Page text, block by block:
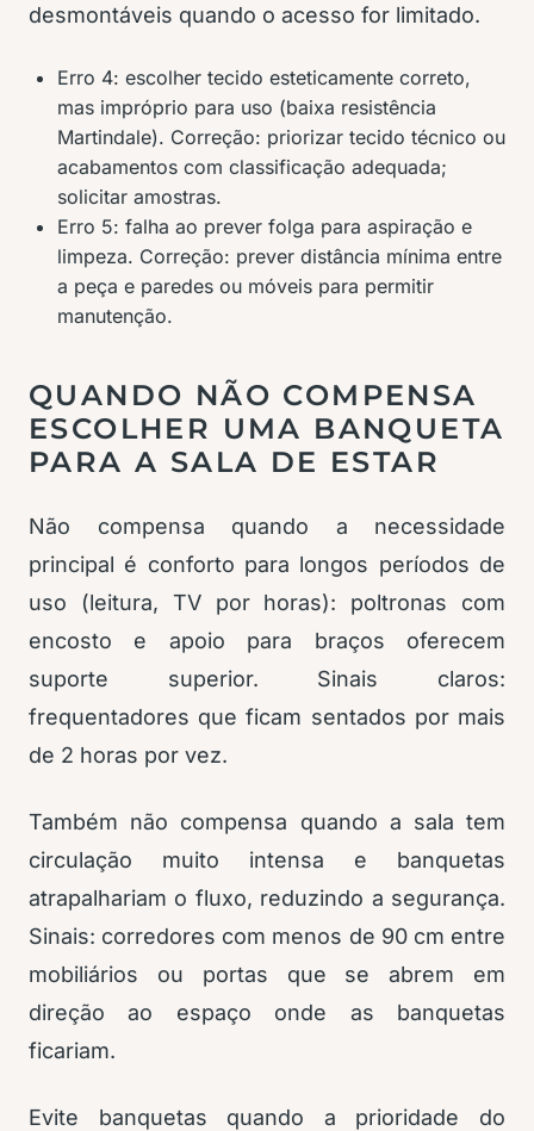
desmontáveis quando o acesso for limitado.
Erro 4: escolher tecido esteticamente correto,
mas impróprio para uso (baixa resistência
Martindale). Correção: priorizar tecido técnico ou
acabamentos com classificação adequada;
solicitar amostras.
Erro 5: falha ao prever folga para aspiração e
limpeza. Correção: prever distância mínima entre
a peça e paredes ou móveis para permitir
manutenção.
QUANDO NÃO COMPENSA
ESCOLHER UMA BANQUETA
PARA A SALA DE ESTAR
Não compensa quando a necessidade
principal é conforto para longos períodos de
uso (leitura, TV por horas): poltronas com
encosto e apoio para braços oferecem
suporte superior. Sinais claros:
frequentadores que ficam sentados por mais
de 2 horas por vez.
Também não compensa quando a sala tem
circulação muito intensa e banquetas
atrapalhariam o fluxo, reduzindo a segurança.
Sinais: corredores com menos de 90 cm entre
mobiliários ou portas que se abrem em
direção ao espaço onde as banquetas
ficariam.
Evite banquetas quando a prioridade do